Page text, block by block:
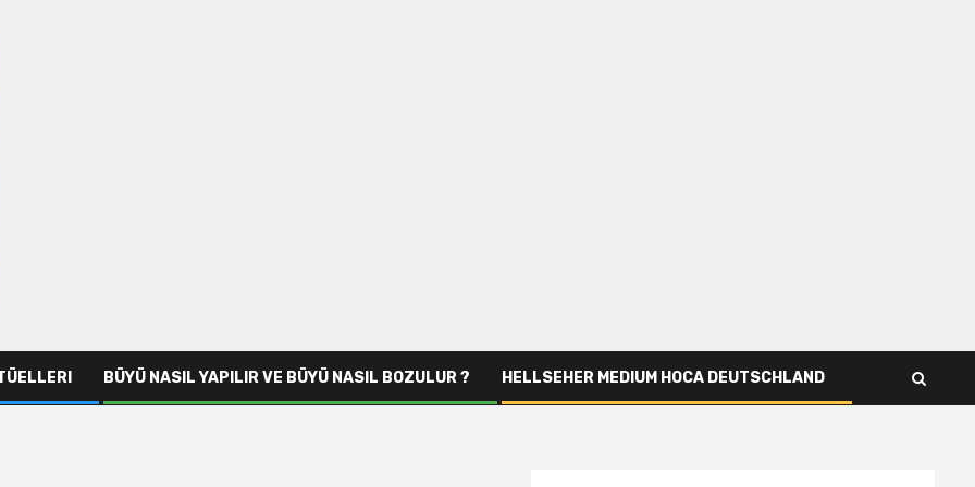
BÜYÜ NASIL YAPILIR VE BÜYÜ NASIL BOZULUR ? HELLSEHER MEDIUM HOCA DEUTSCHLAND